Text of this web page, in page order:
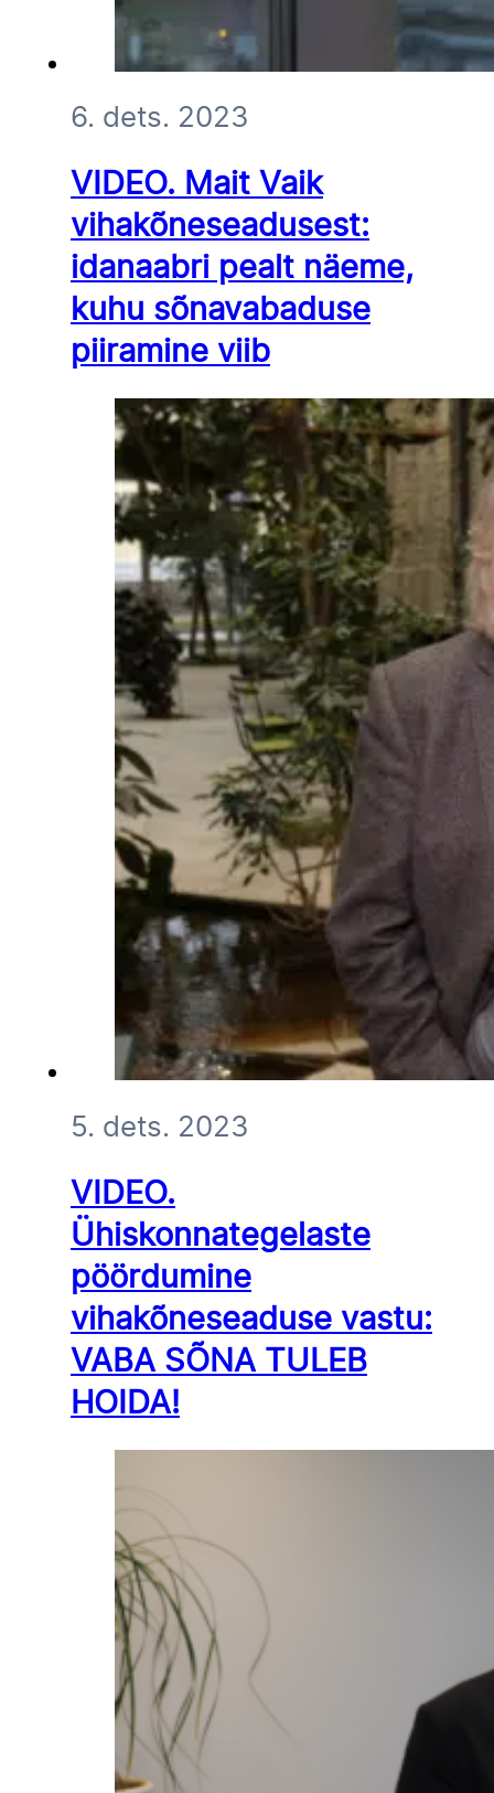
6. dets. 2023
VIDEO. Mait Vaik
vihakõneseadusest:
idanaabri pealt näeme,
kuhu sõnavabaduse
piiramine viib
5. dets. 2023
VIDEO.
Ühiskonnategelaste
pöördumine
vihakõneseaduse vastu:
VABA SÕNA TULEB
HOIDA!